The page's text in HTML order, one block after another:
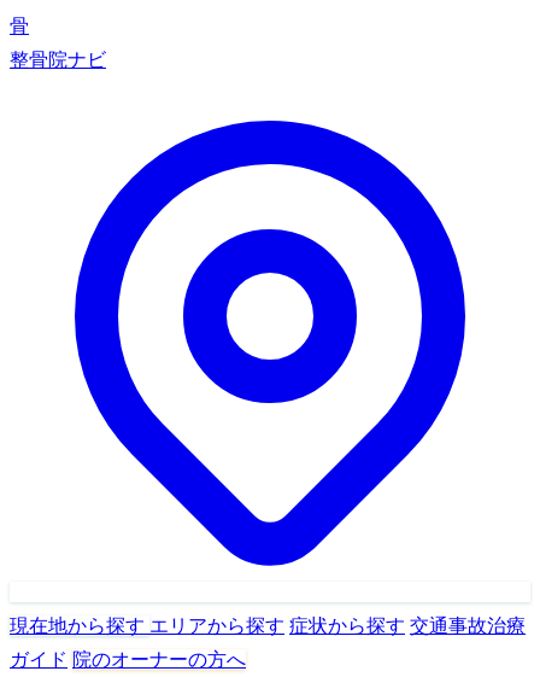
骨
整骨院ナビ
現在地から探す エリアから探す 症状から探す 交通事故治療
ガイド 院のオーナーの方へ